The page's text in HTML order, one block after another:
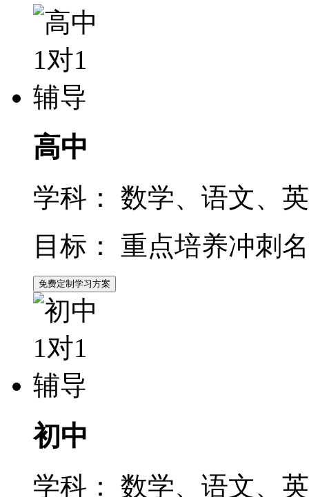
高中
学科：
数学、语文、
目标：
重点培养冲刺
免费定制学习方案
初中
学科： 数学、语文、